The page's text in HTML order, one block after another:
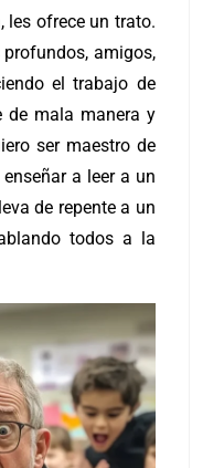
les ofrece un trato.
profundos, amigos,
el trabajo de
de mala manera y
ser maestro de
a leer a un
de repente a un
todos a la